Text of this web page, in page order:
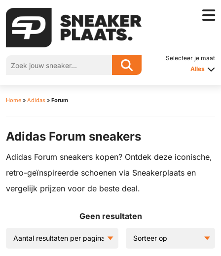
Selecteer je maat
Alles
Home » Adidas » Forum
Adidas Forum sneakers
Adidas Forum sneakers kopen? Ontdek deze iconische,
retro-geïnspireerde schoenen via Sneakerplaats en
vergelijk prijzen voor de beste deal.
Geen resultaten